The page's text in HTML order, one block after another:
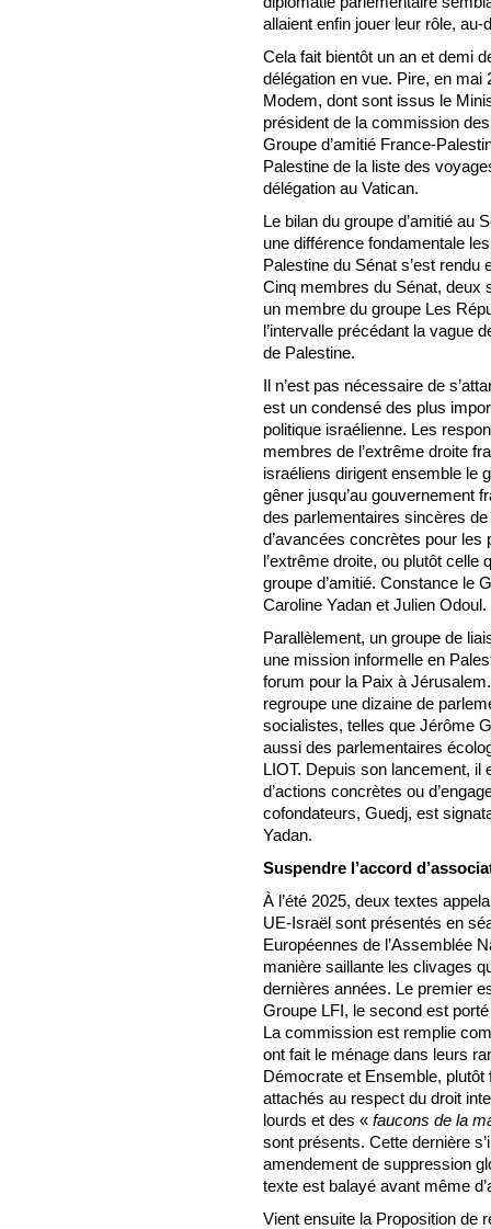
allaient enfin jouer leur rôle,
Cela fait bientôt un an et demi
délégation en vue. Pire, en mai
Modem, dont sont issus le
président de la commission
Groupe d’amitié France-
Palestine de la liste des
délégation au Vatican.
Le bilan du groupe d’amitié au
une différence fondamentale
Palestine du Sénat s’est
Cinq membres du Sénat, deux
un membre du groupe Les
l’intervalle précédant la vague
de Palestine.
Il n’est pas nécessaire de
est un condensé des plus
politique israélienne. Les
membres de l’extrême droite
israéliens dirigent ensemble le
gêner jusqu’au gouvernement
des parlementaires sincères
d’avancées concrètes pour
l’extrême droite, ou plutôt celle
groupe d’amitié. Constance le
Caroline Yadan et Julien Odoul.
Parallèlement, un groupe de
une mission informelle en
forum pour la Paix à
regroupe une dizaine de
socialistes, telles que Jérôme
aussi des parlementaires
LIOT. Depuis son lancement,
d’actions concrètes ou
cofondateurs, Guedj, est
Yadan.
Suspendre l’accord
À l’été 2025, deux textes
UE-Israël sont présentés en
Européennes de l’Assemblée
manière saillante les clivages
dernières années. Le premier
Groupe LFI, le second est
La commission est remplie
ont fait le ménage dans leurs
Démocrate et Ensemble,
attachés au respect du droit
lourds et des « faucons de la
sont présents. Cette dernière
amendement de suppression
texte est balayé avant même
Vient ensuite la Proposition de